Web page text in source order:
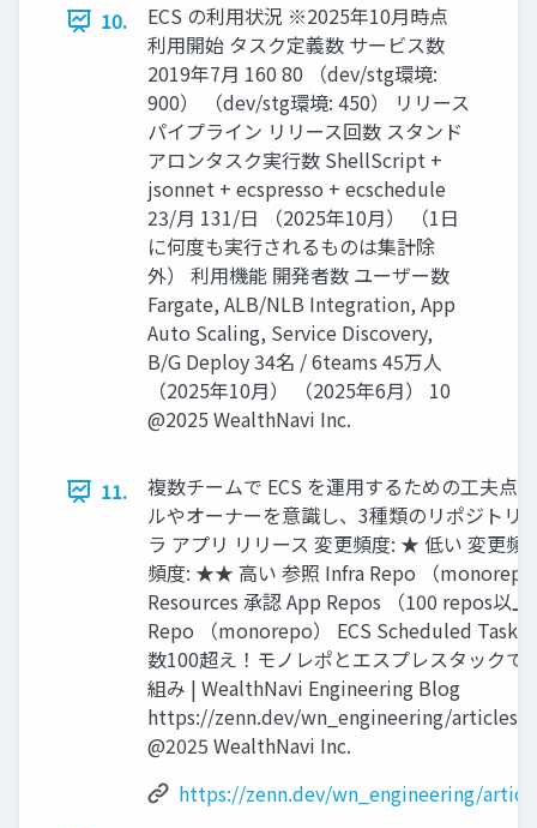
10.
ECS の利⽤状況 ※2025年10⽉時点
利⽤開始 タスク定義数 サービス数
2019年7⽉ 160 80 （dev/stg環境:
900） （dev/stg環境: 450） リリース
パイプライン リリース回数 スタンド
アロンタスク実⾏数 ShellScript +
jsonnet + ecspresso + ecschedule
23/⽉ 131/⽇ （2025年10⽉） （1⽇
に何度も実⾏されるものは集計除
外） 利⽤機能 開発者数 ユーザー数
Fargate, ALB/NLB Integration, App
Auto Scaling, Service Discovery,
B/G Deploy 34名 / 6teams 45万⼈
（2025年10⽉） （2025年6⽉） 10
@2025 WealthNavi Inc.
11.
複数チームで ECS を運⽤するための⼯夫
ルやオーナーを意識し、3種類のリポジトリ
ラ アプリ リリース 変更頻度: ★ 低い 変更
頻度: ★★ ⾼い 参照 Infra Repo （monorepo
Resources 承認 App Repos （100 repos以上
Repo （monorepo） ECS Scheduled Task
数100超え！モノレポとエスプレスタックで
組み | WealthNavi Engineering Blog
https://zenn.dev/wn_engineering/articles/
@2025 WealthNavi Inc.
https://zenn.dev/wn_engineering/